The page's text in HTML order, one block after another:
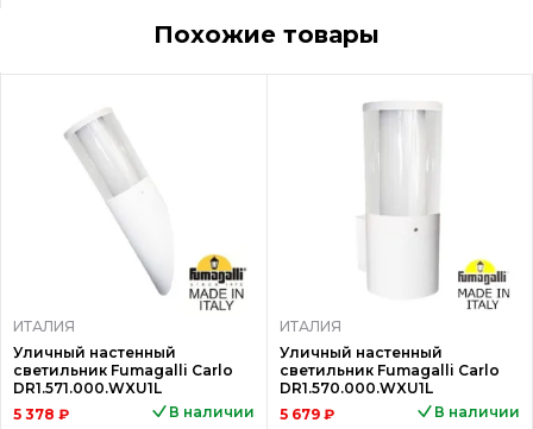
Похожие товары
ИТАЛИЯ
Уличный настенный
светильник Fumagalli Carlo
DR1.571.000.WXU1L
5 378 ₽
В наличии
ИТАЛИЯ
Уличный настенный
светильник Fumagalli Carlo
DR1.570.000.WXU1L
5 679 ₽
В наличии